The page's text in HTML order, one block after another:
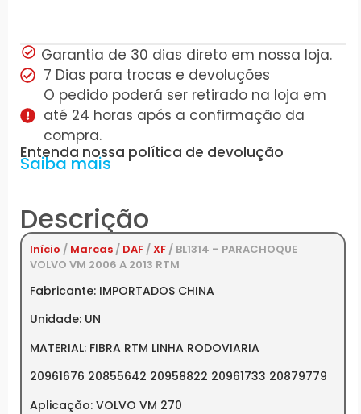
Garantia de 30 dias direto em nossa loja.
7 Dias para trocas e devoluções
O pedido poderá ser retirado na loja em
até 24 horas após a confirmação da
compra.
Entenda nossa política de devolução
Saiba mais
Descrição
Início / Marcas / DAF /XF / BL1314 – PARACHOQUE
VOLVO VM 2006 A 2013 RTM
Fabricante: IMPORTADOS CHINA
Unidade: UN
MATERIAL: FIBRA RTM LINHA RODOVIARIA
20961676 20855642 20958822 20961733 20879779
Aplicação: VOLVO VM 270